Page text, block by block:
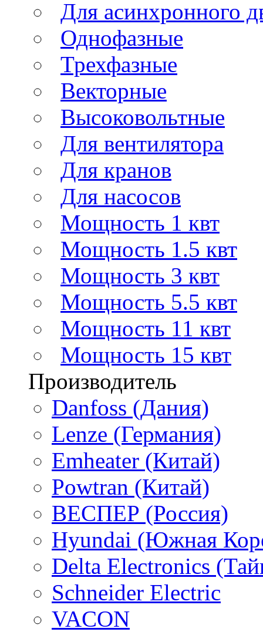
Для асинхронного
Однофазные
Трехфазные
Векторные
Высоковольтные
Для вентилятора
Для кранов
Для насосов
Мощность 1 квт
Мощность 1.5 квт
Мощность 3 квт
Мощность 5.5 квт
Мощность 11 квт
Мощность 15 квт
Производитель
Danfoss (Дания)
Lenze (Германия)
Emheater (Китай)
Powtran (Китай)
ВЕСПЕР (Россия)
Hyundai (Южная
Delta Electronics
Schneider Electric
VACON